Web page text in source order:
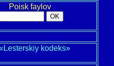
Poisk faylov
kodeks»